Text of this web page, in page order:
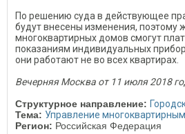
По решению суда в действующее
будут внесены изменения, поэтому
многоквартирных домов смогут
показаниям индивидуальных
они работают не во всех квартирах.
Вечерняя Москва от 11 июля 2018
Структурное направление:
Тема: Управление
Регион: Российская Федерация